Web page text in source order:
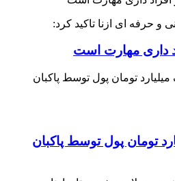
حرفه ای ازنا تاکید کرد:
داری مهارت است
تومان پول توسط پاکبان